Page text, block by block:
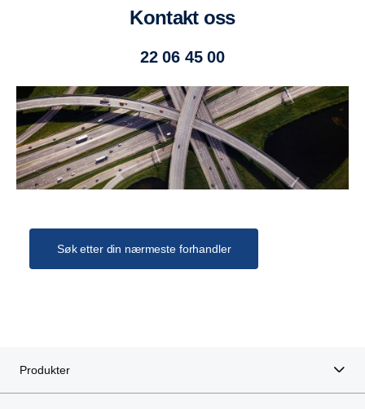
Kontakt oss
22 06 45 00
Søk etter din nærmeste forhandler
Produkter